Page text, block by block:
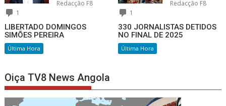
Redacção F8
1
LIBERTADO DOMINGOS
SIMÕES PEREIRA
Última Hora
Redacção F8
1
330 JORNALISTAS DETIDOS
NO FINAL DE 2025
Última Hora
Oiça TV8 News Angola